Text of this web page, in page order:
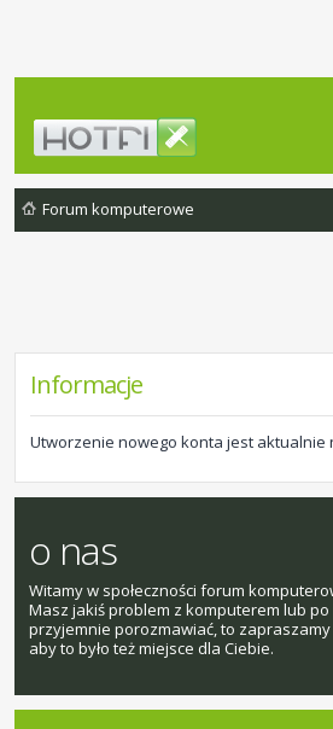
Forum komputerowe
Informacje
Utworzenie nowego konta jest aktualnie
o nas
Witamy w społeczności forum
Masz jakiś problem z komputerem lub
przyjemnie porozmawiać, to
aby to było też miejsce dla Ciebie.